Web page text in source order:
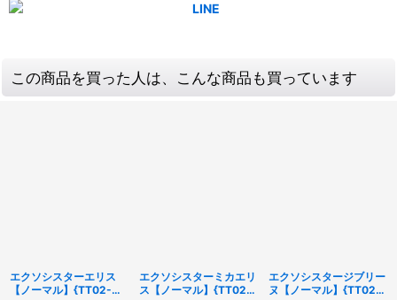
この商品を買った人は、こんな商品も買っています
エクソシスターエリス
【ノーマル】{TT02-
エクソシスターミカエリ
ス【ノーマル】{TT02-
エクソシスタージブリー
ヌ【ノーマル】{TT02-